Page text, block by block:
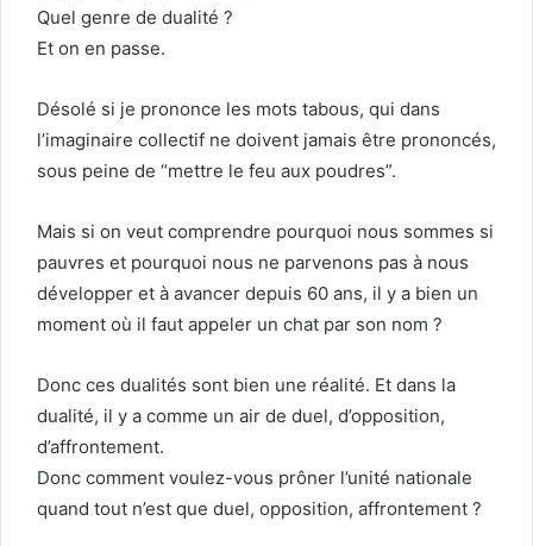
Quel genre de dualité ?
Et on en passe.
Désolé si je prononce les mots tabous, qui dans
l’imaginaire collectif ne doivent jamais être prononcés,
sous peine de “mettre le feu aux poudres”.
Mais si on veut comprendre pourquoi nous sommes si
pauvres et pourquoi nous ne parvenons pas à nous
développer et à avancer depuis 60 ans, il y a bien un
moment où il faut appeler un chat par son nom ?
Donc ces dualités sont bien une réalité. Et dans la
dualité, il y a comme un air de duel, d’opposition,
d’affrontement.
Donc comment voulez-vous prôner l’unité nationale
quand tout n’est que duel, opposition, affrontement ?